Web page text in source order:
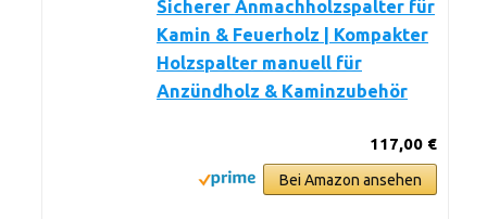
Sicherer Anmachholzspalter für
Kamin & Feuerholz | Kompakter
Holzspalter manuell für
Anzündholz & Kaminzubehör
117,00 €
Bei Amazon ansehen